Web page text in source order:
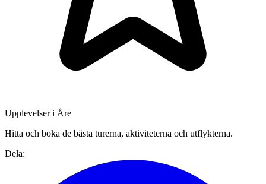
Upplevelser i Åre
Hitta och boka de bästa turerna, aktiviteterna och utflykterna.
Dela: